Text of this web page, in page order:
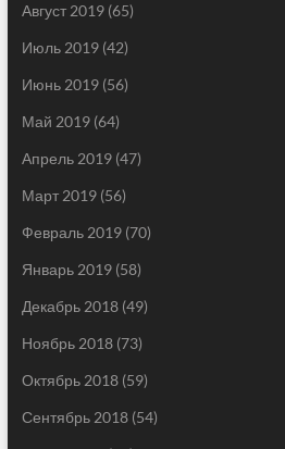
Август 2019(65)
Июль 2019(42)
Июнь 2019(56)
Май 2019(64)
Апрель 2019(47)
Март 2019(56)
Февраль 2019(70)
Январь 2019(58)
Декабрь 2018(49)
Ноябрь 2018(73)
Октябрь 2018(59)
Сентябрь 2018(54)